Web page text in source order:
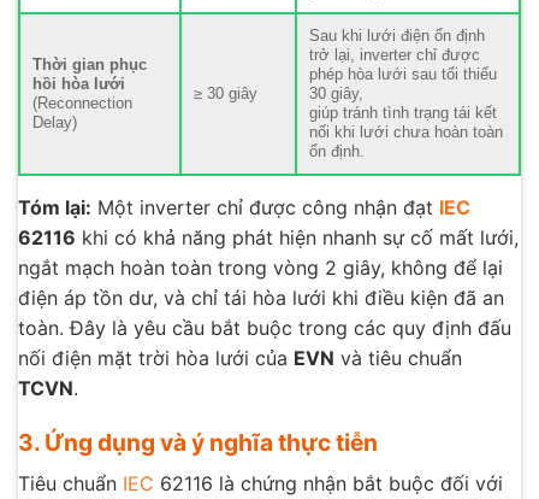
Thời gian phục
hồi hòa lưới
(Reconnection
Delay)
≥ 30 giây
Sau khi lưới điện ổn định
trở lại, inverter chỉ được
phép hòa lưới sau tối thiểu
30 giây,
giúp tránh tình trạng tái kết
nối khi lưới chưa hoàn toàn
ổn định.
Tóm lại: Một inverter chỉ được công nhận đạt IEC
62116 khi có khả năng phát hiện nhanh sự cố mất lưới,
ngắt mạch hoàn toàn trong vòng 2 giây, không để lại
điện áp tồn dư, và chỉ tái hòa lưới khi điều kiện đã an
toàn. Đây là yêu cầu bắt buộc trong các quy định đấu
nối điện mặt trời hòa lưới của EVN và tiêu chuẩn
TCVN.
3. Ứng dụng và ý nghĩa thực tiễn
Tiêu chuẩn IEC 62116 là chứng nhận bắt buộc đối với